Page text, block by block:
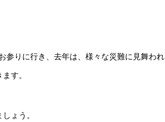
参りに行き、去年は、様々な災難に見舞われ
す。
ょう。